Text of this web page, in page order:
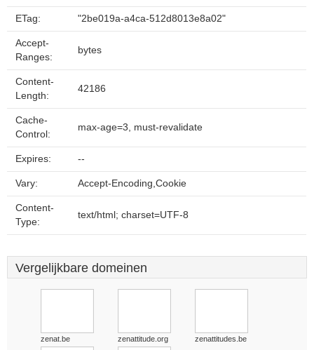
ETag: "2be019a-a4ca-512d8013e8a02"
Accept-
Ranges:
bytes
Content-
Length:
42186
Cache-
Control:
max-age=3, must-revalidate
Expires: --
Vary: Accept-Encoding,Cookie
Content-
Type:
text/html; charset=UTF-8
Vergelijkbare domeinen
zenat.be zenattitude.org zenattitudes.be